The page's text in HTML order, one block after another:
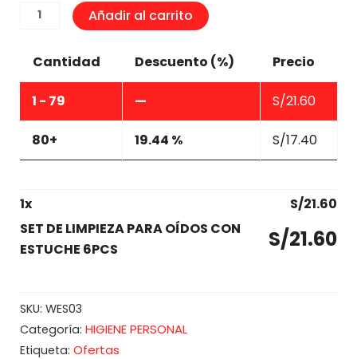
SET
LIMPIEZA
OÍDOS
ESTUCHE
6PCS
Añadir al carrito
Cantidad Descuento (%) Precio
1 - 79 — S/21.60
80+ 19.44 % S/17.40
1x S/21.60
SET DE LIMPIEZA PARA OÍDOS CON
ESTUCHE 6PCS
S/21.60
SKU: WES03
Categoría: HIGIENE PERSONAL
Etiqueta: Ofertas